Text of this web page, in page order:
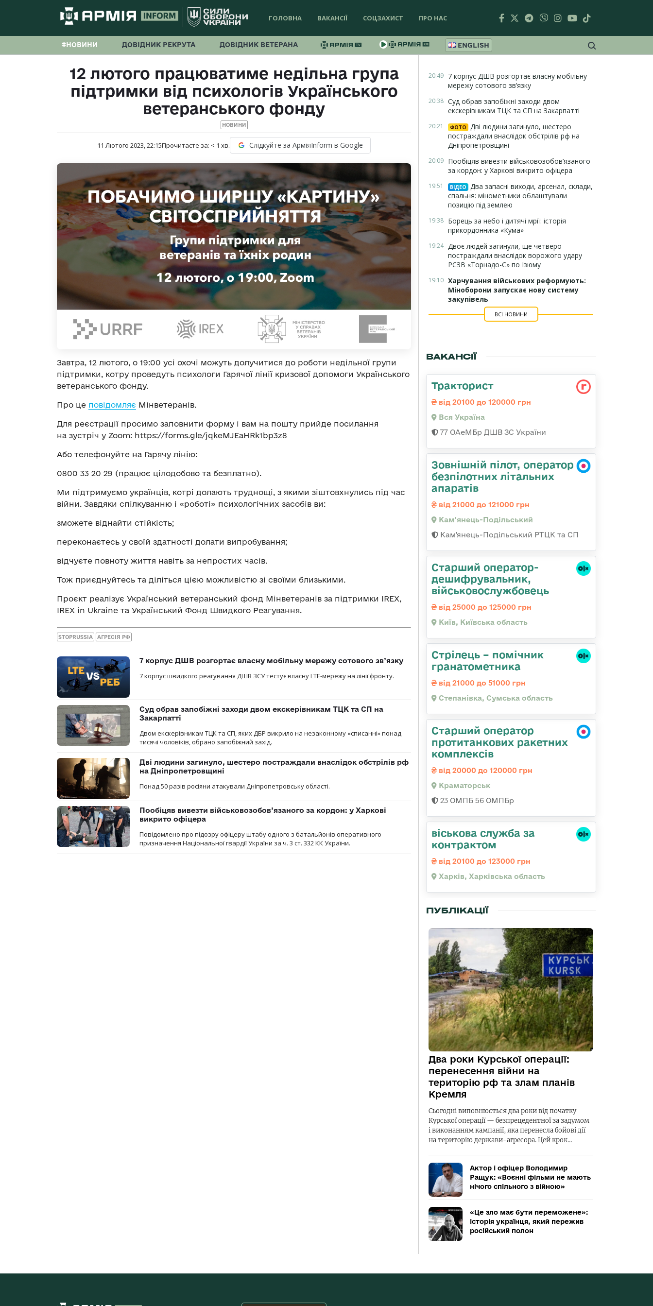
ГОЛОВНА ВАКАНСІЇ СОЦЗАХИСТ ПРО НАС
#НОВИНИ ДОВІДНИК РЕКРУТА ДОВІДНИК ВЕТЕРАНА ENGLISH
12 лютого працюватиме недільна група
підтримки від психологів Українського
ветеранського фонду
НОВИНИ
11 Лютого 2023, 22:15Прочитаєте за: < 1 хв. Слідкуйте за АрміяInform в Google
Завтра, 12 лютого, о 19:00 усі охочі можуть долучитися до роботи недільної групи
підтримки, котру проведуть психологи Гарячої лінії кризової допомоги Українського
ветеранського фонду.
Про це повідомляє Мінветеранів.
Для реєстрації просимо заповнити форму і вам на пошту прийде посилання
на зустріч у Zoom: https://forms.gle/jqkeMJEaHRk1bp3z8
Або телефонуйте на Гарячу лінію:
0800 33 20 29 (працює цілодобово та безплатно).
Ми підтримуємо українців, котрі долають труднощі, з якими зіштовхнулись під час
війни. Завдяки спілкуванню і «роботі» психологічних засобів ви:
зможете віднайти стійкість;
переконаєтесь у своїй здатності долати випробування;
відчуєте повноту життя навіть за непростих часів.
Тож приєднуйтесь та діліться цією можливістю зі своїми близькими.
Проєкт реалізує Український ветеранський фонд Мінветеранів за підтримки IREX,
IREX in Ukraine та Український Фонд Швидкого Реагування.
STOPRUSSIA АГРЕСІЯ РФ
7 корпус ДШВ розгортає власну мобільну мережу сотового зв’язку
7 корпус швидкого реагування ДШВ ЗСУ тестує власну LTE-мережу на лінії фронту.
Суд обрав запобіжні заходи двом екскерівникам ТЦК та СП на
Закарпатті
Двом екскерівникам ТЦК та СП, яких ДБР викрило на незаконному «списанні» понад
тисячі чоловіків, обрано запобіжний захід.
Дві людини загинуло, шестеро постраждали внаслідок обстрілів рф
на Дніпропетровщині
Понад 50 разів росіяни атакували Дніпропетровську області.
Пообіцяв вивезти військовозобов’язаного за кордон: у Харкові
викрито офіцера
Повідомлено про підозру офіцеру штабу одного з батальйонів оперативного
призначення Національної гвардії України за ч. 3 ст. 332 КК України.
20:49 7 корпус ДШВ розгортає власну мобільну
мережу сотового зв’язку
20:38 Суд обрав запобіжні заходи двом
екскерівникам ТЦК та СП на Закарпатті
20:21 ФОТО
Дві людини загинуло, шестеро
постраждали внаслідок обстрілів рф на
Дніпропетровщині
20:09 Пообіцяв вивезти військовозобов’язаного
за кордон: у Харкові викрито офіцера
19:51 ВІДЕО
Два запасні виходи, арсенал, склади,
спальня: мінометники облаштували
позицію під землею
19:38 Борець за небо і дитячі мрії: історія
прикордонника «Кума»
19:24 Двоє людей загинули, ще четверо
постраждали внаслідок ворожого удару
РСЗВ «Торнадо-С» по Ізюму
19:10 Харчування військових реформують:
Міноборони запускає нову систему
закупівель
ВСІ НОВИНИ
ВАКАНСІЇ
Тракторист
від 20100 до 120000 грн
Вся Україна
77 ОАеМБр ДШВ ЗС України
Зовнішній пілот, оператор
безпілотних літальних
апаратів
від 21000 до 121000 грн
Кам'янець-Подільський
Кам'янець-Подільський РТЦК та СП
Старший оператор-
дешифрувальник,
військовослужбовець
від 25000 до 125000 грн
Київ, Київська область
Стрілець – помічник
гранатометника
від 21000 до 51000 грн
Степанівка, Сумська область
Старший оператор
протитанкових ракетних
комплексів
від 20000 до 120000 грн
Краматорськ
23 ОМПБ 56 ОМПБр
віськова служба за
контрактом
від 20100 до 123000 грн
Харків, Харківська область
ПУБЛІКАЦІЇ
Два роки Курської операції:
перенесення війни на
територію рф та злам планів
Кремля
Сьогодні виповнюється два роки від початку
Курської операції — безпрецедентної за задумом
і виконанням кампанії, яка перенесла бойові дії
на територію держави-агресора. Цей крок…
Актор і офіцер Володимир
Ращук: «Воєнні фільми не мають
нічого спільного з війною»
«Це зло має бути переможене»:
історія українця, який пережив
російський полон